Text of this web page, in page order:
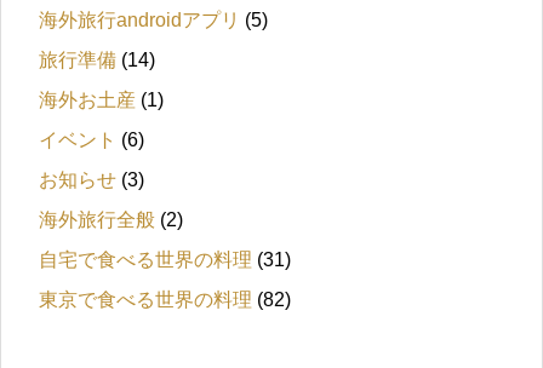
海外旅行androidアプリ (5)
旅行準備 (14)
海外お土産 (1)
イベント (6)
お知らせ (3)
海外旅行全般 (2)
自宅で食べる世界の料理 (31)
東京で食べる世界の料理 (82)